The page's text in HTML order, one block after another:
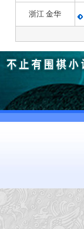
浙江 金华